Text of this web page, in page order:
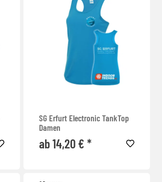
SG Erfurt Electronic TankTop
Damen
ab 14,20 € *